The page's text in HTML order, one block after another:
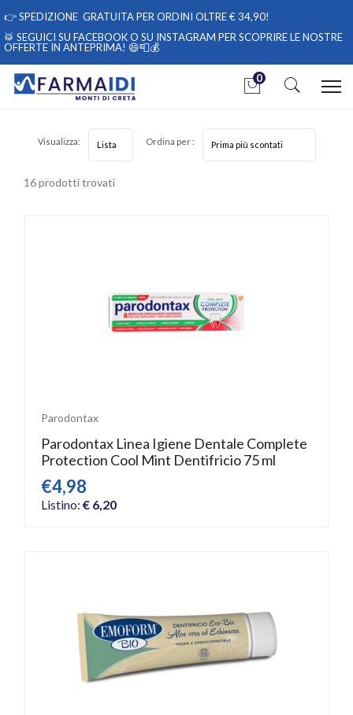
👉SPEDIZIONE GRATUITA PER ORDINI OLTRE € 34,90!
🥁 SEGUICI SU FACEBOOKO SU INSTAGRAM PER SCOPRIRE LE NOSTRE
OFFERTE IN ANTEPRIMA! 😄📮💰
0
16 prodotti trovati
Visualizza: Ordina per :
Parodontax
Parodontax Linea Igiene Dentale Complete
Protection Cool Mint Dentifricio 75 ml
€4,98
Listino: € 6,20